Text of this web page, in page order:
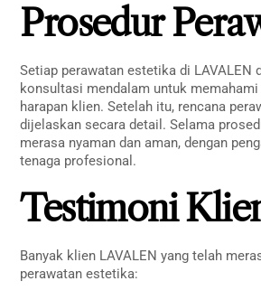
Prosedur
Setiap perawatan estetika di LAVALEN
konsultasi mendalam untuk memahami
harapan klien. Setelah itu, rencana
dijelaskan secara detail. Selama
merasa nyaman dan aman, dengan
tenaga profesional.
Testimoni
Banyak klien LAVALEN yang telah
perawatan estetika: